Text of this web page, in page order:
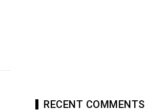
RECENT COMMENTS